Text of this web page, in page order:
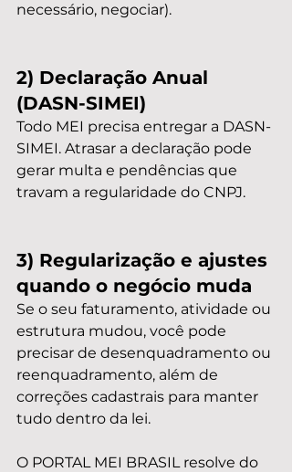
necessário, negociar).
2) Declaração Anual
(DASN-SIMEI)
Todo MEI precisa entregar a DASN-
SIMEI. Atrasar a declaração pode
gerar multa e pendências que
travam a regularidade do CNPJ.
3) Regularização e ajustes
quando o negócio muda
Se o seu faturamento, atividade ou
estrutura mudou, você pode
precisar de desenquadramento ou
reenquadramento, além de
correções cadastrais para manter
tudo dentro da lei.
O PORTAL MEI BRASIL resolve do